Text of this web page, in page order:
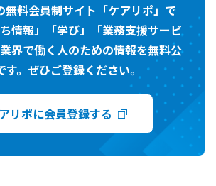
無料会員制サイト「ケアリポ」で
情報」「学び」「業務支援サービ
界で働く人のための情報を無料公
す。ぜひご登録ください。
リポに会員登録する